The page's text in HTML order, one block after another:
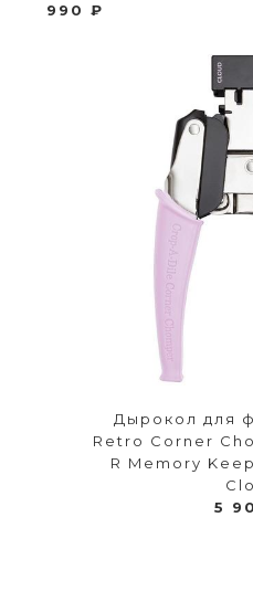
990 ₽
Дырокол для
Retro Corner
R Memory
5